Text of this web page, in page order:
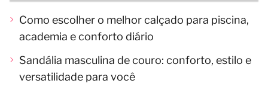
Como escolher o melhor calçado para piscina,
academia e conforto diário
Sandália masculina de couro: conforto, estilo e
versatilidade para você